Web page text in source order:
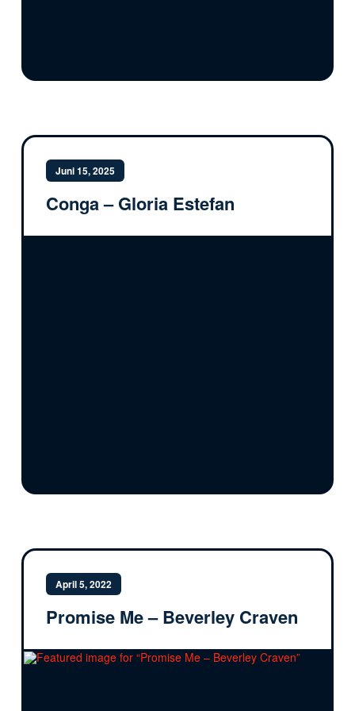
Juni 15, 2025
Conga – Gloria Estefan
April 5, 2022
Promise Me – Beverley Craven